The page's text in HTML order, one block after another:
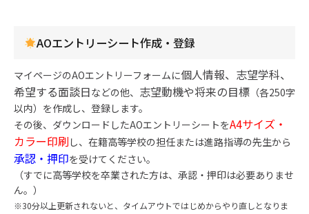
AOエントリーシート作成・登録
マイページのAOエントリーフォームに個人情報、志望学科、
希望する面談日などの他、 志望動機や将来の目標 （各250字
以内）を作成し、登録します。
その後、ダウンロードしたAOエントリーシートをA4サイズ・
カラー印刷 し、在籍高等学校の担任または進路指導の先生から
承認・押印を受けてください。
（すでに高等学校を卒業された方は、承認・押印は必要ありませ
ん。）
※30分以上更新されないと、タイムアウトではじめからやり直しとなりま